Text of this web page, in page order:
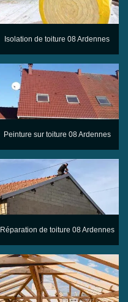
Isolation de toiture 08 Ardennes
Peinture sur toiture 08 Ardennes
Réparation de toiture 08 Ardennes